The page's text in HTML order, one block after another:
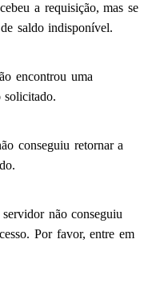
a requisição, mas se
saldo indisponível.
encontrou uma
solicitado.
conseguiu retornar a
não conseguiu
Por favor, entre em